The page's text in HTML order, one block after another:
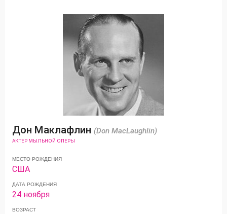
Дон Маклафлин (Don MacLaughlin)
АКТЕР МЫЛЬНОЙ ОПЕРЫ
МЕСТО РОЖДЕНИЯ
США
ДАТА РОЖДЕНИЯ
24 ноября
ВОЗРАСТ